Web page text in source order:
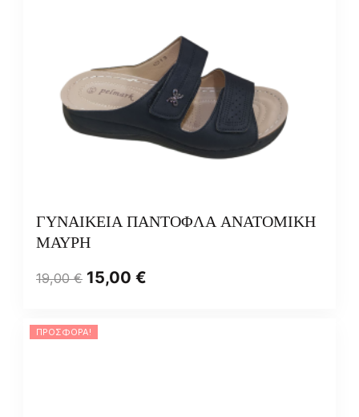
ΓΥΝΑΙΚΕΙΑ ΠΑΝΤΟΦΛΑ ΑΝΑΤΟΜΙΚΗ
ΜΑΥΡΗ
19,00€ 15,00 €
ΠΡΟΣΦΟΡΆ!